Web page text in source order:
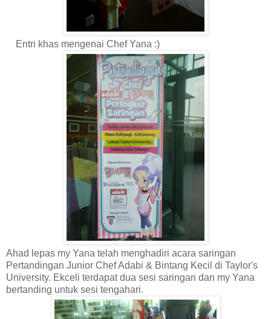
Entri khas mengenai Chef Yana :)
Ahad lepas my Yana telah menghadiri acara saringan
Pertandingan Junior Chef Adabi & Bintang Kecil di Taylor's
University. Ekceli terdapat dua sesi saringan dan my Yana
bertanding untuk sesi tengahari.